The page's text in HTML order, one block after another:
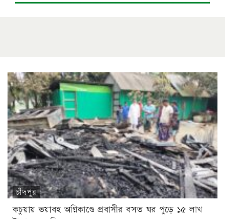
চাঁদপুর
কচুয়ায় ভয়াবহ অগ্নিকাণ্ডে প্রবাসীর বসত ঘর পুড়ে ১৫ লাখ